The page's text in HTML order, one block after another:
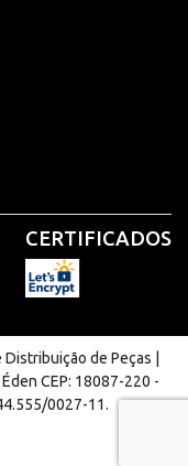
CERTIFICADOS
Distribuição de Peças |
CEP: 18087-220 -
0027-11.